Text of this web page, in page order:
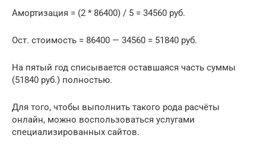
Амортизация = (2 * 86400) / 5 = 34560 руб.
Ост. стоимость = 86400 — 34560 = 51840 руб.
На пятый год списывается оставшаяся часть суммы
(51840 руб.) полностью.
Для того, чтобы выполнить такого рода расчёты
онлайн, можно воспользоваться услугами
специализированных сайтов.